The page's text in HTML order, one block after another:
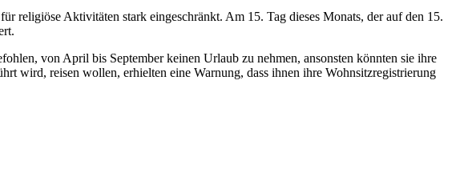
religiöse Aktivitäten stark eingeschränkt. Am 15. Tag dieses Monats, der auf den 15.
von April bis September keinen Urlaub zu nehmen, ansonsten könnten sie ihre
wird, reisen wollen, erhielten eine Warnung, dass ihnen ihre Wohnsitzregistrierung